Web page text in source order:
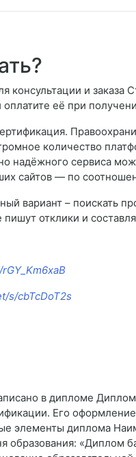
консультации и заказа
её при
количество
надёжного сервиса
сайтов — по
вариант – поискать
пишут отклики и
s/cbTcDoT2s
в дипломе
Его
элементы диплома
образования: «Диплом